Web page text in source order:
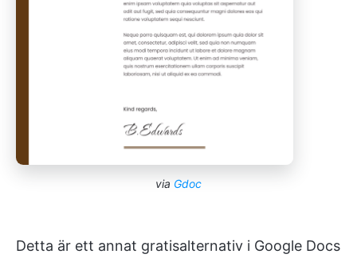
via Gdoc
Detta är ett annat gratisalternativ i Google Docs